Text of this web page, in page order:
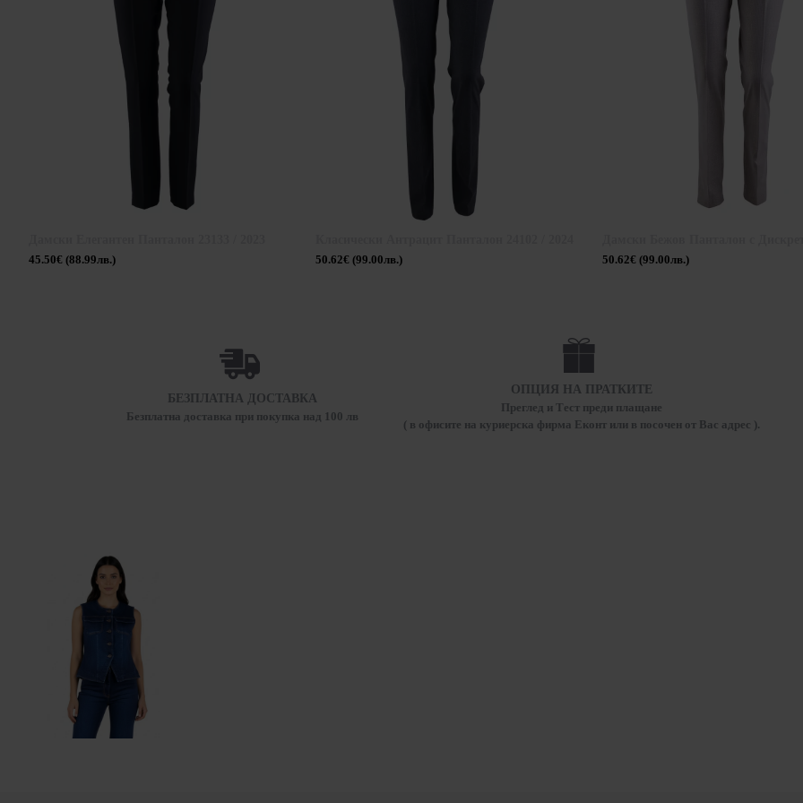
45.50€ (88.99лв.)
50.62€ (99.00лв.)
50.62€ (99.00лв.)
БЕЗПЛАТНА ДОСТАВКА
Безплатна доставка при покупка над 100 лв
ОПЦИЯ НА ПРАТКИТЕ
Преглед и Тест преди плащане
( в офисите на куриерска фирма Еконт или в посочен от Вас адрес ).